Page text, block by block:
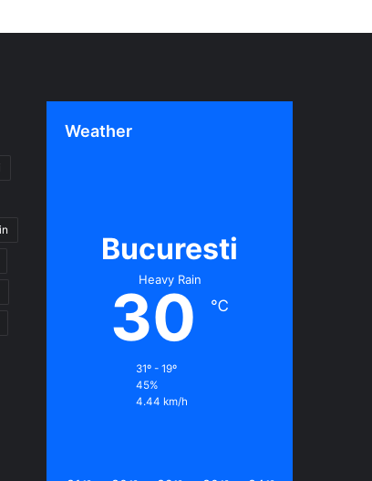
Weather
Bucuresti
Heavy Rain
30 ℃
31º - 19º
45%
4.44 km/h